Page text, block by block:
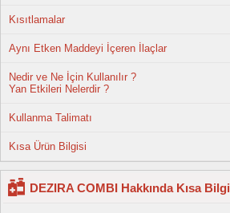
Kısıtlamalar
Aynı Etken Maddeyi İçeren İlaçlar
Nedir ve Ne İçin Kullanılır ?
Yan Etkileri Nelerdir ?
Kullanma Talimatı
Kısa Ürün Bilgisi
DEZIRA COMBI Hakkında Kısa Bilgi